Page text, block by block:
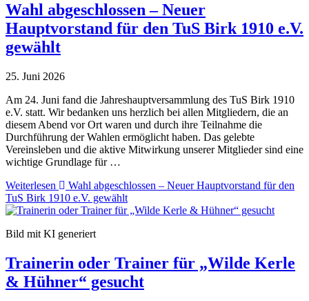
Wahl abgeschlossen – Neuer
Hauptvorstand für den TuS Birk 1910 e.V.
gewählt
25. Juni 2026
Am 24. Juni fand die Jahreshauptversammlung des TuS Birk 1910
e.V. statt. Wir bedanken uns herzlich bei allen Mitgliedern, die an
diesem Abend vor Ort waren und durch ihre Teilnahme die
Durchführung der Wahlen ermöglicht haben. Das gelebte
Vereinsleben und die aktive Mitwirkung unserer Mitglieder sind eine
wichtige Grundlage für …
Weiterlesen
Wahl abgeschlossen – Neuer Hauptvorstand für den
TuS Birk 1910 e.V. gewählt
Bild mit KI generiert
Trainerin oder Trainer für „Wilde Kerle
& Hühner“ gesucht